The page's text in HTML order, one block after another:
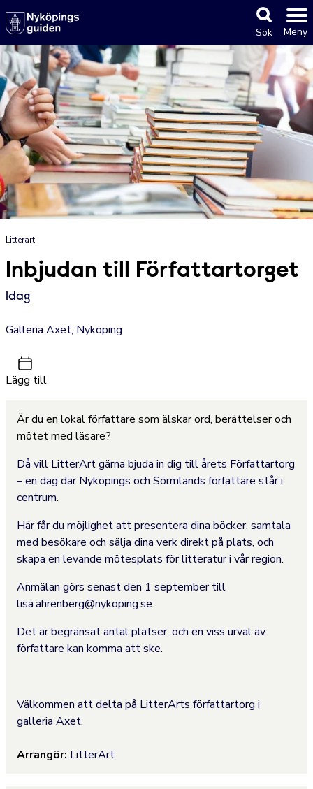
Sök Meny
Litterart
Inbjudan till Författartorget
Idag
Galleria Axet, Nyköping
Lägg till
Är du en lokal författare som älskar ord, berättelser och
mötet med läsare?
Då vill LitterArt gärna bjuda in dig till årets Författartorg
– en dag där Nyköpings och Sörmlands författare står i
centrum.
Här får du möjlighet att presentera dina böcker, samtala
med besökare och sälja dina verk direkt på plats, och
skapa en levande mötesplats för litteratur i vår region.
Anmälan görs senast den 1 september till
lisa.ahrenberg@nykoping.se.
Det är begränsat antal platser, och en viss urval av
författare kan komma att ske.
Välkommen att delta på LitterArts författartorg i
galleria Axet.
Arrangör: LitterArt